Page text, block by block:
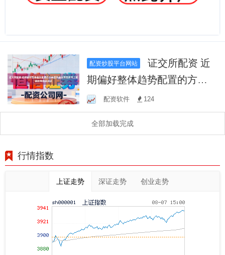
配资炒股平台网站
证交所配资 近
期偏好整体趋势配置的方向
型资金使用投资线上配资的
周期拐点识
配资软件 124
全部加载完成
行情指数
上证走势 深证走势 创业走势